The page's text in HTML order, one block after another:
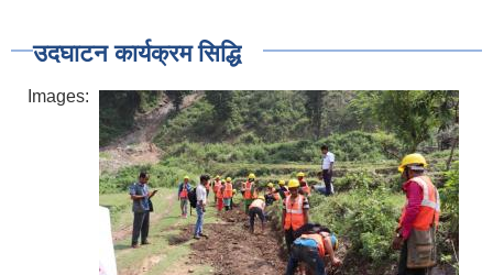
उदघाटन कार्यक्रम सिद्धि
Images: